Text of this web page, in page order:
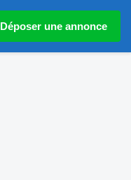
Déposer une annonce